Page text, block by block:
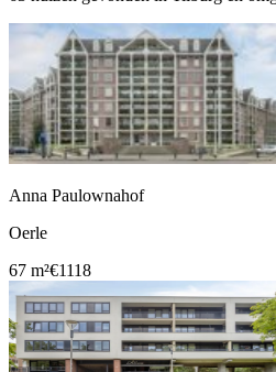
Anna Paulownahof
Oerle
67 m²€1118